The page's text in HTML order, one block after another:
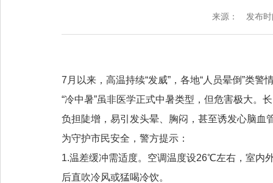
来源： 发布
7 月以来，高温持续“发威”，各地“人员晕倒”类
“冷中暑”虽非医学正式中暑类型，但危害极大。
负担陡增，易引发头晕、胸闷，甚至诱发心脑血
为守护市民安全，警方提示：
1.温差缓冲需适度。空调温度设26℃左右，室内
后直吹冷风或猛喝冷饮。